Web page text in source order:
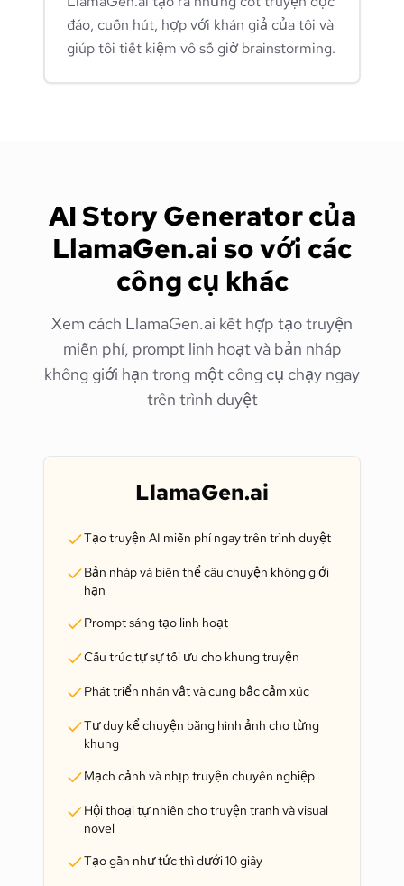
đáo, cuốn hút, hợp với khán giả của tôi và
giúp tôi tiết kiệm vô số giờ brainstorming.
AI Story Generator của
LlamaGen.ai so với các
công cụ khác
Xem cách LlamaGen.ai kết hợp tạo truyện
miễn phí, prompt linh hoạt và bản nháp
không giới hạn trong một công cụ chạy ngay
trên trình duyệt
LlamaGen.ai
Tạo truyện AI miễn phí ngay trên trình duyệt
Bản nháp và biến thể câu chuyện không giới
hạn
Prompt sáng tạo linh hoạt
Cấu trúc tự sự tối ưu cho khung truyện
Phát triển nhân vật và cung bậc cảm xúc
Tư duy kể chuyện bằng hình ảnh cho từng
khung
Mạch cảnh và nhịp truyện chuyên nghiệp
Hội thoại tự nhiên cho truyện tranh và visual
novel
Tạo gần như tức thì dưới 10 giây